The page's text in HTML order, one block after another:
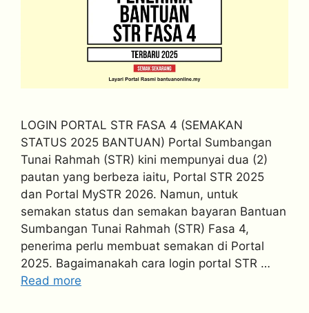
LOGIN PORTAL STR FASA 4 (SEMAKAN
STATUS 2025 BANTUAN) Portal Sumbangan
Tunai Rahmah (STR) kini mempunyai dua (2)
pautan yang berbeza iaitu, Portal STR 2025
dan Portal MySTR 2026. Namun, untuk
semakan status dan semakan bayaran Bantuan
Sumbangan Tunai Rahmah (STR) Fasa 4,
penerima perlu membuat semakan di Portal
2025. Bagaimanakah cara login portal STR …
Read more